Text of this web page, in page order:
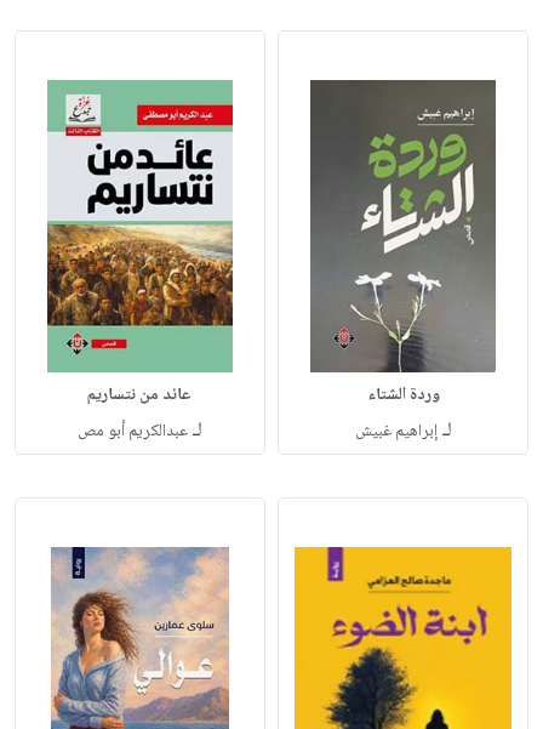
وردة الشتاء
لـإبراهيم غبيش
عائد من نتساريم
لـعبدالكريم أبو مص